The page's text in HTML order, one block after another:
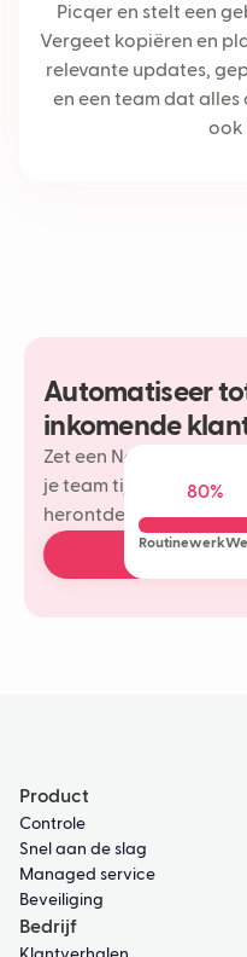
Picqer en stelt een
Vergeet kopiëren en
relevante updates,
en een team dat
ook
Automatiseer
inkomende
Zet een Neople in op
je team tijd te
herontdekken in je
Plan
80%
Routinewerk
Product
Controle
Snel aan de slag
Managed service
Beveiliging
Bedrijf